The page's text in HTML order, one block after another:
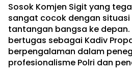
Sosok Komjen Sigit yang
sangat cocok dengan
tantangan bangsa ke
bertugas sebagai Kadiv
berpengalaman dalam
profesionalisme Polri dan